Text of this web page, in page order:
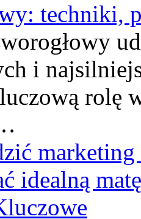
techniki,
i
rolę